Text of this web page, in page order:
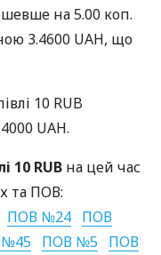
на 5.00 коп.
3.4600 UAH, що
10 RUB
UAH.
10 RUB на цей час
та ПОВ:
ПОВ №24 ПОВ
№45 ПОВ №5 ПОВ